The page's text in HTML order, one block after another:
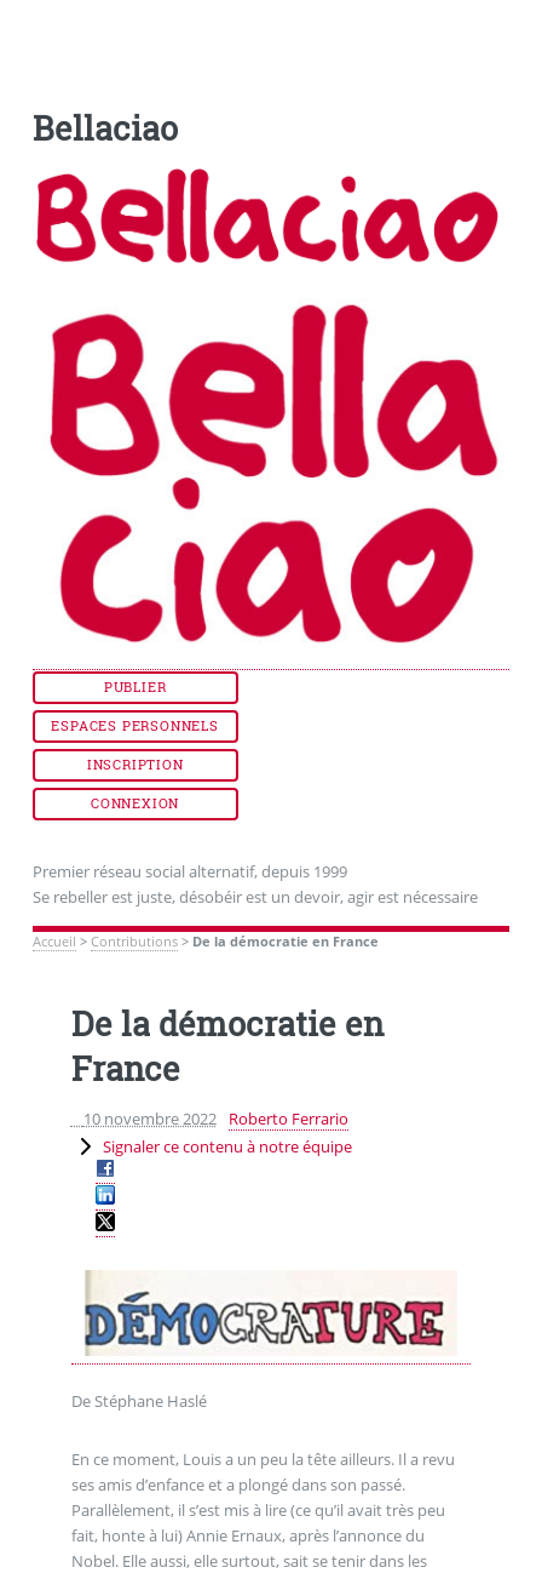
Bellaciao
PUBLIER
ESPACES PERSONNELS
INSCRIPTION
CONNEXION
Premier réseau social alternatif, depuis 1999
Se rebeller est juste, désobéir est un devoir, agir est nécessaire
Accueil > Contributions> De la démocratie en France
De la démocratie en
France
10 novembre 2022
Roberto Ferrario
Signaler ce contenu à notre équipe
De Stéphane Haslé
En ce moment, Louis a un peu la tête ailleurs. Il a revu
ses amis d’enfance et a plongé dans son passé.
Parallèlement, il s’est mis à lire (ce qu’il avait très peu
fait, honte à lui) Annie Ernaux, après l’annonce du
Nobel. Elle aussi, elle surtout, sait se tenir dans les